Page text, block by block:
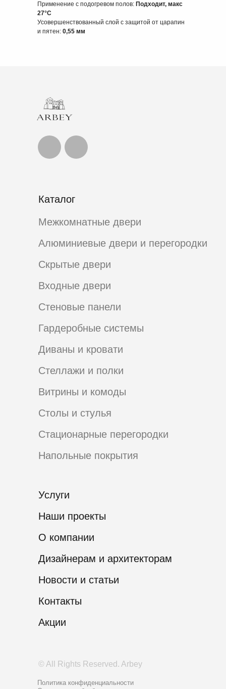
Применение с подогревом полов: Подходит, макс
27°C
Усовершенствованный слой с защитой от царапин
и пятен: 0,55 мм
© All Rights Reserved. Arbey
Политика конфиденциальности
Каталог
Межкомнатные двери
Входные двери
Алюминиевые двери и перегородки
Стеновые панели
Услуги
Наши проекты
О компании
Дизайнерам и архитекторам
Новости и статьи
Акции
Контакты
Скрытые двери
Гардеробные системы
Диваны и кровати
Столы и стулья
Витрины и комоды
Стеллажи и полки
Стационарные перегородки
Напольные покрытия